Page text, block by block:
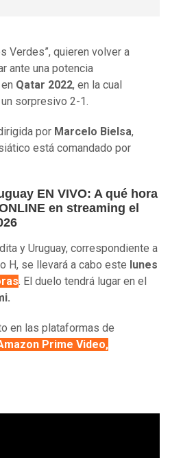
Verdes”, quieren volver a
ante una potencia
Qatar 2022, en la cual
sorpresivo 2-1.
por Marcelo Bielsa,
está comandado por
EN VIVO: A qué hora
en streaming el
y Uruguay, correspondiente a
H, se llevará a cabo este lunes
. El duelo tendrá lugar en el
en las plataformas de
Prime Video,